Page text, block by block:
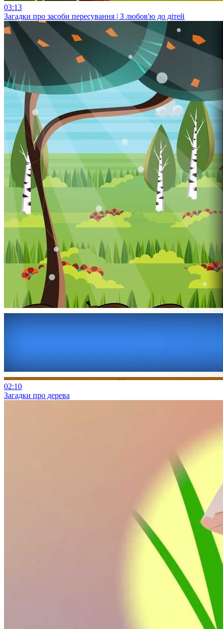
03:13
Загадки про засоби пересування | З любов'ю до дітей
02:10
Загадки про дерева